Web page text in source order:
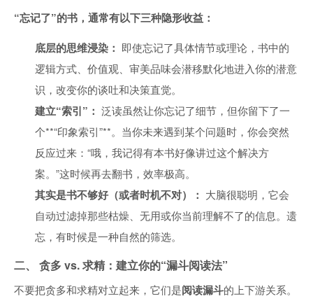
“忘记了”的书，通常有以下三种隐形收益：
底层的思维浸染： 即使忘记了具体情节或理论，书中的
逻辑方式、价值观、审美品味会潜移默化地进入你的潜意
识，改变你的谈吐和决策直觉。
建立“索引”： 泛读虽然让你忘记了细节，但你留下了一
个**“印象索引”**。当你未来遇到某个问题时，你会突然
反应过来：“哦，我记得有本书好像讲过这个解决方
案。”这时候再去翻书，效率极高。
其实是书不够好（或者时机不对）： 大脑很聪明，它会
自动过滤掉那些枯燥、无用或你当前理解不了的信息。遗
忘，有时候是一种自然的筛选。
二、 贪多 vs. 求精：建立你的“漏斗阅读法”
不要把贪多和求精对立起来，它们是阅读漏斗的上下游关系。